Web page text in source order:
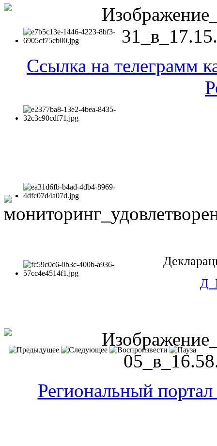
Ссылка на телеграмм
Региональный